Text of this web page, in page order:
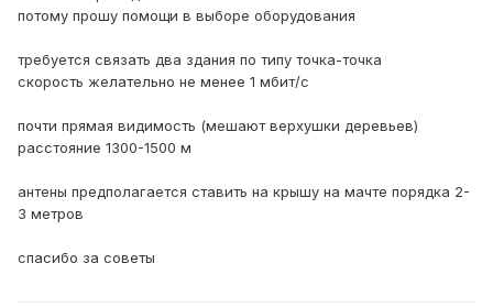
потому прошу помощи в выборе оборудования
требуется связать два здания по типу точка-точка
скорость желательно не менее 1 мбит/с
почти прямая видимость (мешают верхушки деревьев)
расстояние 1300-1500 м
антены предполагается ставить на крышу на мачте порядка 2-
3 метров
спасибо за советы